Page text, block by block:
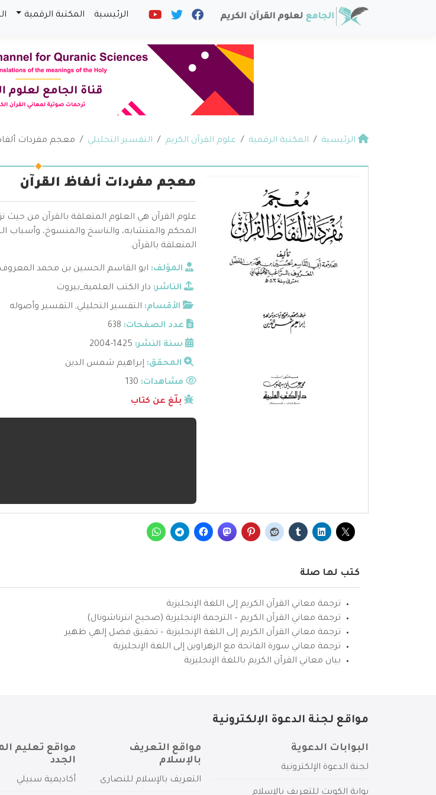
الرئيسية المكتبة الرقمية
الرئيسية المكتبة الرقمية علوم القرآن الكريم التفسير التحليلي معجم مفردات
معجم مفردات ألفاظ القرآن
علوم القرآن هي العلوم المتعلقة بالقرآن من حيث
المحكم والمتشابه، والناسخ والمنسوخ، وأسباب
المتعلقة بالقرآن.
المؤلف: ابو القاسم الحسين بن محمد المعروف
الناشر: دار الكتب العلمية_بيروت
الأقسام: التفسير التحليلي, التفسير وأصوله
عدد الصفحات: 638
سنة النشر: 1425-2004
المحقق: إبراهيم شمس الدين
مشاهدات:
بلّغ عن كتاب
كتب لها صلة
ترجمة معاني القرآن الكريم إلى اللغة الإنجليزية
ترجمة معاني القرآن الكريم – الترجمة الإنجليزية (صحيح انترناشونال)
ترجمة معاني القرآن الكريم إلى اللغة الإنجليزية – تحقيق فضل إلهي ظهير
ترجمة معاني سورة الفاتحة مع الزهراوين إلى اللغة الإنجليزية
بيان معاني القرآن الكريم باللغة الإنجليزية
مواقع لجنة الدعوة الإلكترونية
البوابات الدعوية
لجنة الدعوة الإلكترونية
بوابة الكويت للتعريف بالإسلام
مواقع التعريف
بالإسلام
التعريف بالإسلام للنصارى
مواقع تعليم
الجدد
أكاديمية سبيلي